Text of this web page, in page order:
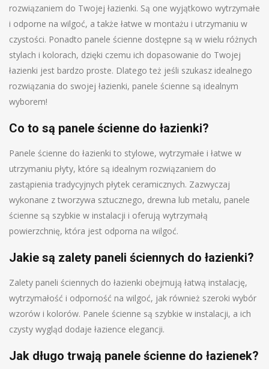
rozwiązaniem do Twojej łazienki. Są one wyjątkowo wytrzymałe
i odporne na wilgoć, a także łatwe w montażu i utrzymaniu w
czystości. Ponadto panele ścienne dostępne są w wielu różnych
stylach i kolorach, dzięki czemu ich dopasowanie do Twojej
łazienki jest bardzo proste. Dlatego też jeśli szukasz idealnego
rozwiązania do swojej łazienki, panele ścienne są idealnym
wyborem!
Co to są panele ścienne do łazienki?
Panele ścienne do łazienki to stylowe, wytrzymałe i łatwe w
utrzymaniu płyty, które są idealnym rozwiązaniem do
zastąpienia tradycyjnych płytek ceramicznych. Zazwyczaj
wykonane z tworzywa sztucznego, drewna lub metalu, panele
ścienne są szybkie w instalacji i oferują wytrzymałą
powierzchnię, która jest odporna na wilgoć.
Jakie są zalety paneli ściennych do łazienki?
Zalety paneli ściennych do łazienki obejmują łatwą instalację,
wytrzymałość i odporność na wilgoć, jak również szeroki wybór
wzorów i kolorów. Panele ścienne są szybkie w instalacji, a ich
czysty wygląd dodaje łazience elegancji.
Jak długo trwają panele ścienne do łazienek?